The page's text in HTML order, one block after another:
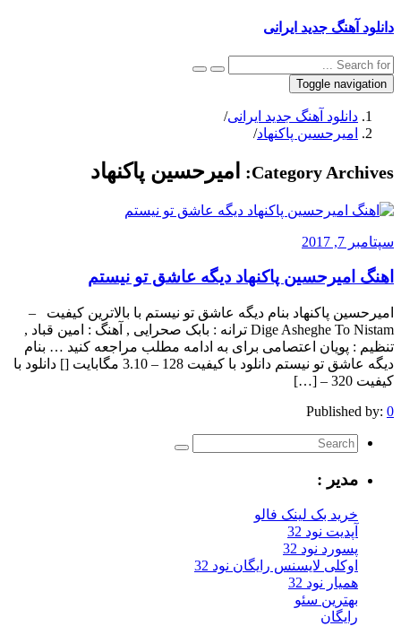
دانلود آهنگ جدید ایرانی
Toggle navigation
دانلود آهنگ جدید ایرانی/
امیرحسین پاکنهاد/
Category Archives: امیرحسین پاکنهاد
سپتامبر 7, 2017
اهنگ امیرحسین پاکنهاد دیگه عاشق تو نیستم
امیرحسین پاکنهاد بنام دیگه عاشق تو نیستم با بالاترین کیفیت –
Dige Asheghe To Nistam ترانه : بابک صحرایی , آهنگ : امین قباد ,
تنظیم : پویان اعتصامی برای به ادامه مطلب مراجعه کنید … بنام
دیگه عاشق تو نیستم دانلود با کیفیت 128 – 3.10 مگابایت [] دانلود با
کیفیت 320 – […]
Published by: 0
مدیر :
خرید بک لینک فالو
آپدیت نود 32
پسورد نود 32
اوکلی لایسنس رایگان نود 32
همیار نود 32
بهترین سئو
رایگان